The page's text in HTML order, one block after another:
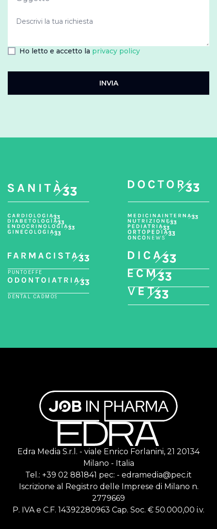
Ho letto e accetto la privacy policy
INVIA
Edra Media S.r.l. - viale Enrico Forlanini, 21 20134
Milano - Italia
Tel.: +39 02 881841 pec: - edramedia@pec.it
Iscrizione al Registro delle Imprese di Milano n.
2779669
P. IVA e C.F. 14392280963 Cap. Soc. € 50.000,00 i.v.